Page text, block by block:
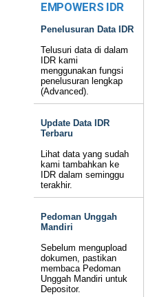
EMPOWERS IDR
Penelusuran Data IDR
Telusuri data di dalam
IDR kami
menggunakan fungsi
penelusuran lengkap
(Advanced).
Update Data IDR
Terbaru
Lihat data yang sudah
kami tambahkan ke
IDR dalam seminggu
terakhir.
Pedoman Unggah
Mandiri
Sebelum mengupload
dokumen, pastikan
membaca Pedoman
Unggah Mandiri untuk
Depositor.